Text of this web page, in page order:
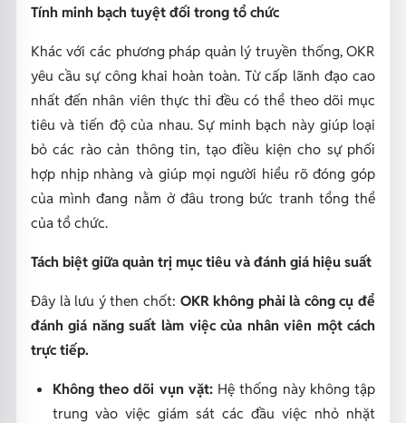
Tính minh bạch tuyệt đối trong tổ chức
Khác với các phương pháp quản lý truyền thống, OKR
yêu cầu sự công khai hoàn toàn. Từ cấp lãnh đạo cao
nhất đến nhân viên thực thi đều có thể theo dõi mục
tiêu và tiến độ của nhau. Sự minh bạch này giúp loại
bỏ các rào cản thông tin, tạo điều kiện cho sự phối
hợp nhịp nhàng và giúp mọi người hiểu rõ đóng góp
của mình đang nằm ở đâu trong bức tranh tổng thể
của tổ chức.
Tách biệt giữa quản trị mục tiêu và đánh giá hiệu suất
Đây là lưu ý then chốt: OKR không phải là công cụ để
đánh giá năng suất làm việc của nhân viên một cách
trực tiếp.
Không theo dõi vụn vặt:Hệ thống này không tập
trung vào việc giám sát các đầu việc nhỏ nhặt